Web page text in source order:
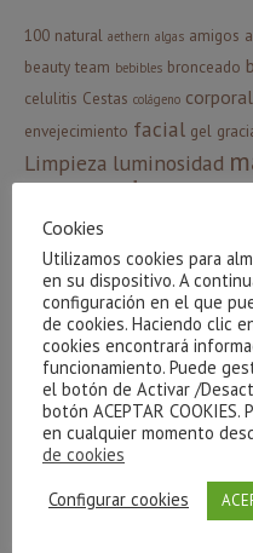
100 natural aethern algas amigos
beauty team bebibles bronceado
celulitis Cestas colágeno corporal
envejecimiento facial gel
Limpieza luminosidad
massada
piel relax
Ácido Hialurónico
CATEGORÍAS
Agua Micelar
Ampollas Flash
Aniversario Beauty House
Aquaphyt´s
Cookies
Utilizamos cookies para
en su dispositivo. A
configuración en el que
de cookies. Haciendo clic
cookies encontrará
funcionamiento. Puede
el botón de Activar /
botón ACEPTAR
en cualquier momento
de cookies
Configurar cookies